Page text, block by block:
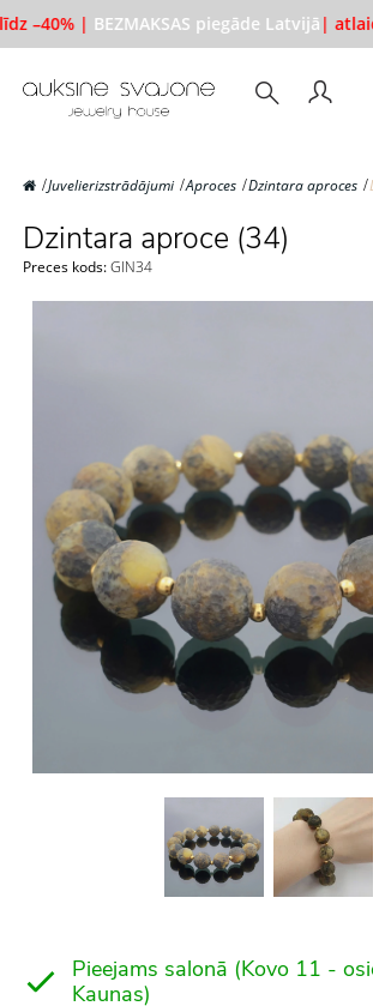
–40% | BEZMAKSAS piegāde Latvijā|
Juvelierizstrādājumi Aproces Dzintara aproces
Dzintara aproce (34)
Preces kods:GIN34
Pieejams salonā (Kovo 11 -
Kaunas)